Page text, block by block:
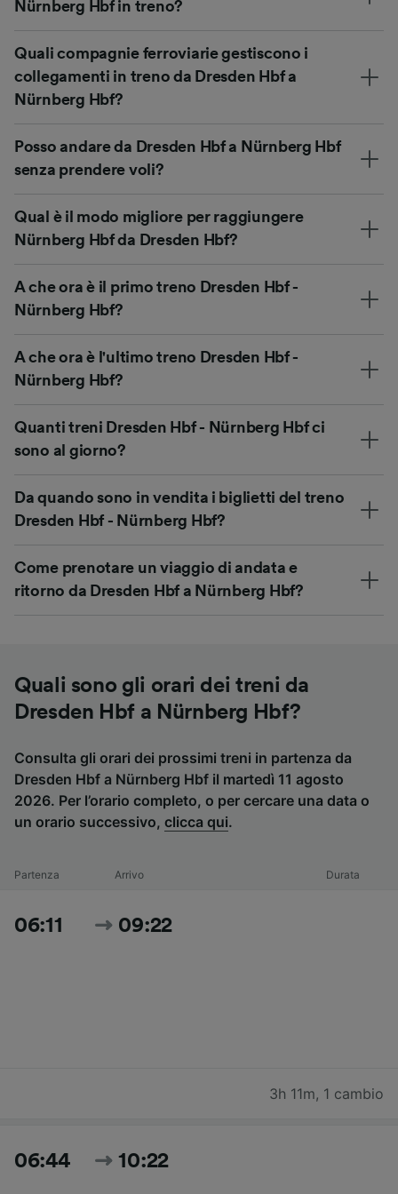
Nürnberg Hbf in treno?
Quali compagnie ferroviarie gestiscono i
collegamenti in treno da Dresden Hbf a
Nürnberg Hbf?
Posso andare da Dresden Hbf a Nürnberg Hbf
senza prendere voli?
Qual è il modo migliore per raggiungere
Nürnberg Hbf da Dresden Hbf?
A che ora è il primo treno Dresden Hbf -
Nürnberg Hbf?
A che ora è l'ultimo treno Dresden Hbf -
Nürnberg Hbf?
Quanti treni Dresden Hbf - Nürnberg Hbf ci
sono al giorno?
Da quando sono in vendita i biglietti del treno
Dresden Hbf - Nürnberg Hbf?
Come prenotare un viaggio di andata e
ritorno da Dresden Hbf a Nürnberg Hbf?
Quali sono gli orari dei treni da
Dresden Hbf a Nürnberg Hbf?
Consulta gli orari dei prossimi treni in partenza da
Dresden Hbf a Nürnberg Hbf il martedì 11 agosto
2026. Per l’orario completo, o per cercare una data o
un orario successivo, clicca qui.
Partenza Arrivo Durata
06:11 09:22
3h 11m, 1 cambio
06:44 10:22